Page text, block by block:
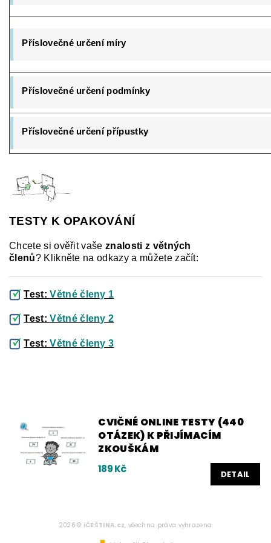
Příslovečné určení míry
Příslovečné určení podmínky
Příslovečné určení přípustky
TESTY K OPAKOVÁNÍ
Chcete si ověřit vašeznalosti z větných
členů? Klikněte na odkazy a můžete začít:
Test: Větné členy 1
Test: Větné členy 2
Test: Větné členy 3
CVIČNÉ ONLINE TESTY (440
OTÁZEK) K PŘIJÍMACÍM
ZKOUŠKÁM
189 Kč DETAIL
2026 © iČEŠTINA.cz, všechna práva vyhrazena